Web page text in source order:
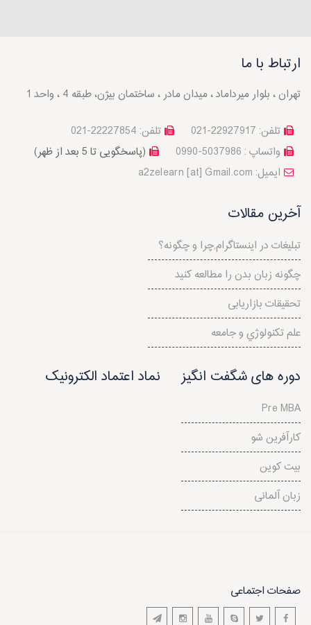
ارتباط با ما
تهران ، بلوار میرداماد ، میدان مادر ، ساختمان بیژن، طبقه 4 ، واحد 1
تلفن: 22227854-021
تلفن: 22927917-021
(پاسخگویی تا 5 بعد از ظهر)
واتساپ : 5037986-0990
a2zelearn [at] Gmail.com :ایمیل
آخرین مقالات
تبلیغات در اینستاگرام,چرا و چگونه؟
چگونه زبان بدن را مطالعه کنید
تحقیقات بازاریابی
علم تكنولوژي و جامعه
دوره های شگفت انگیز
Pre MBA
کارآفرین شو
بیت کوین
زبان آلمانی
نماد اعتماد الکترونیک
صفحات اجتماعی